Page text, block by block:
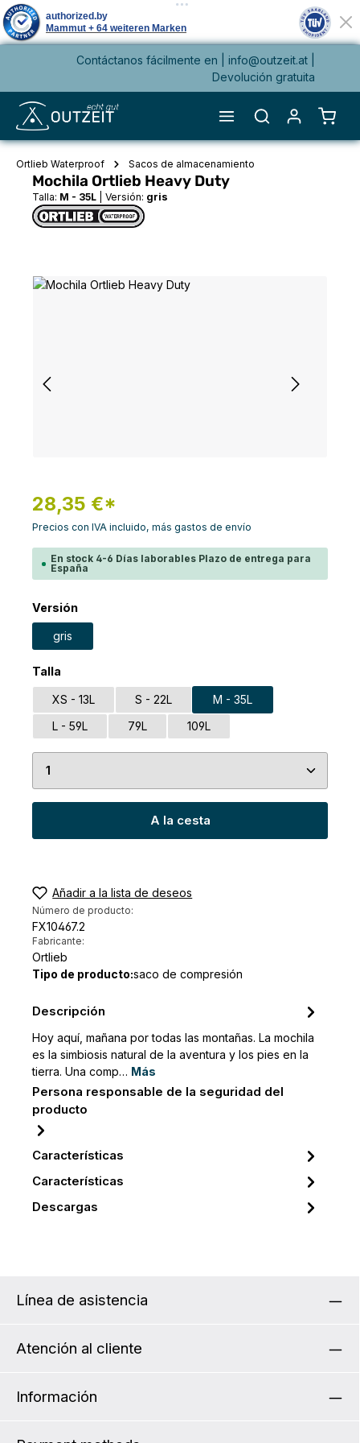
principalContáctanos fácilmente en | info@outzeit.at
Devolución gratuita
El
Ortlieb Waterproof Sacos de almacenamiento
Mochila Ortlieb Heavy Duty
Talla: M - 35L Versión: gris
Omitir galería de imágenes
28,35 €*
Precios con IVA incluido, más gastos de envío
En stock 4-6 Días laborables Plazo de entrega para
España
Seleccione
Versión
gris
Seleccione
Talla
XS - 13L S - 22L
M - 35L
L - 59L
79L 109L
Cantidad del producto: introduce la cantidad
A la cesta
Añadir a la lista de deseos
Número de producto:
FX10467.2
Fabricante:
Ortlieb
Tipo de producto:saco de compresión
Descripción
Hoy aquí, mañana por todas las montañas. La mochila
es la simbiosis natural de la aventura y los pies en la
tierra. Una comp… Más
Persona responsable de la seguridad del
producto
Características
Características
Descargas
Línea de asistencia
Atención al cliente
Información